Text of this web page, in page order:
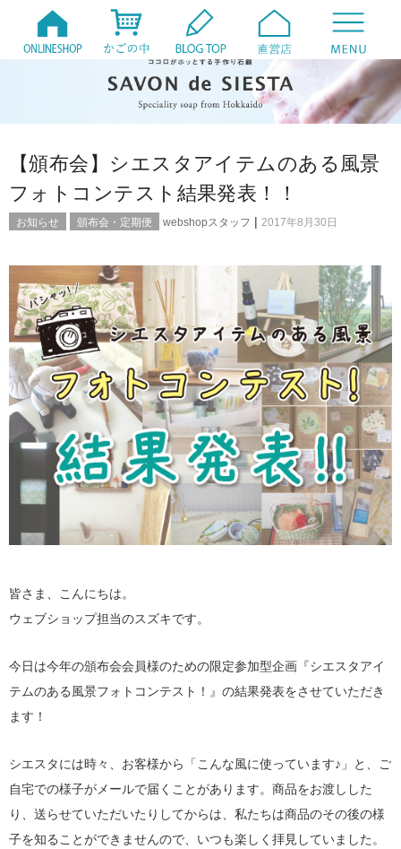
【頒布会】シエスタアイテムのある風景
フォトコンテスト結果発表！！
お知らせ 頒布会・定期便 webshopスタッフ | 2017年8月30日
皆さま、こんにちは。
ウェブショップ担当のスズキです。
今日は今年の頒布会会員様のための限定参加型企画『シエスタアイ
テムのある風景フォトコンテスト！』の結果発表をさせていただき
ます！
シエスタには時々、お客様から「こんな風に使っています♪」と、ご
自宅での様子がメールで届くことがあります。商品をお渡しした
り、送らせていただいたりしてからは、私たちは商品のその後の様
子を知ることができませんので、いつも楽しく拝見していました。